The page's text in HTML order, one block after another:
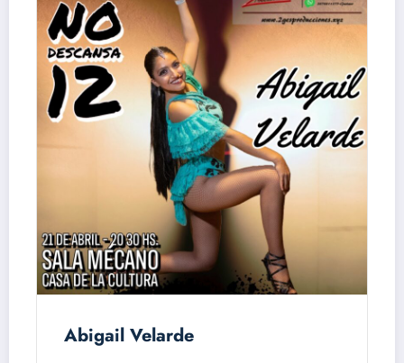
Abigail Velarde